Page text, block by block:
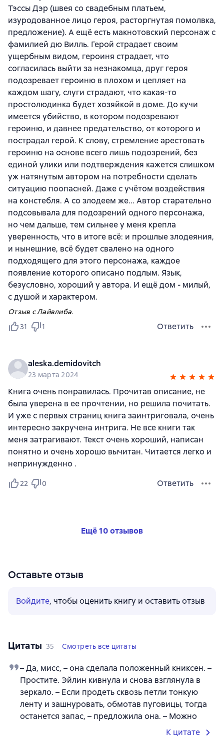
Тэссы Дэр (швея со свадебным платьем,
изуродованное лицо героя, расторгнутая помолвка,
предложение). А ещё есть макнотовский персонаж с
фамилией дю Вилль. Герой страдает своим
ущербным видом, героиня страдает, что
согласилась выйти за незнакомца, друг героя
подозревает героиню в плохом и цепляет на
каждом шагу, слуги страдают, что какая-то
простолюдинка будет хозяйкой в доме. До кучи
имеется убийство, в котором подозревают
героиню, и давнее предательство, от которого и
пострадал герой. К слову, стремление арестовать
героиню на основе всего лишь подозрений, без
единой улики или подтверждения кажется слишком
уж натянутым автором на потребности сделать
ситуацию поопасней. Даже с учётом воздействия
на констебля. А со злодеем же... Автор старательно
подсовывала для подозрений одного персонажа,
но чем дальше, тем сильнее у меня крепла
уверенность, что в итоге всё: и прошлые злодеяния,
и нынешние, всё будет свалено на одного
подходящего для этого персонажа, каждое
появление которого описано подлым. Язык,
безусловно, хороший у автора. И ещё дом - милый,
с душой и характером.
Отзыв с Лайвлиба.
31
1 Ответить
aleska.demidovitch
23 марта 2024
Книга очень понравилась. Прочитав описание, не
была уверена в ее прочтении, но решила почитать.
И уже с первых страниц книга заинтриговала, очень
интересно закручена интрига. Не все книги так
меня затрагивают. Текст очень хороший, написан
понятно и очень хорошо вычитан. Читается легко и
непринужденно .
22 0 Ответить
Ещё 10 отзывов
Оставьте отзыв
Войдите, чтобы оценить книгу и оставить отзыв
Цитаты 35 Смотреть все цитаты
– Да, мисс, – она сделала положенный книксен. –
Простите. Эйлин кивнула и снова взглянула в
зеркало. – Если продеть сквозь петли тонкую
ленту и зашнуровать, обмотав пуговицы, тогда
останется запас, – предложила она. – Можно
К цитате